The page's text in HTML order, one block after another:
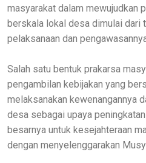
masyarakat dalam mewujudkan
berskala lokal desa dimulai dari
pelaksanaan dan
Salah satu bentuk prakarsa
pengambilan kebijakan yang
melaksanakan kewenangannya
desa sebagai upaya
besarnya untuk kesejahteraan
dengan menyelenggarakan